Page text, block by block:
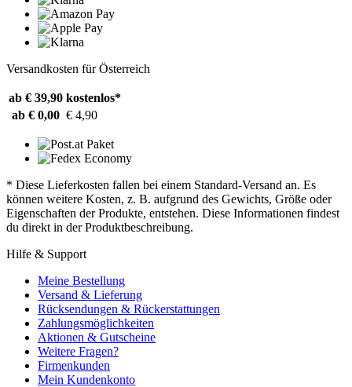
Versandkosten für Österreich
ab € 39,90 kostenlos*
ab € 0,00 € 4,90
* Diese Lieferkosten fallen bei einem Standard-Versand an. Es
können weitere Kosten, z. B. aufgrund des Gewichts, Größe oder
Eigenschaften der Produkte, entstehen. Diese Informationen findest
du direkt in der Produktbeschreibung.
Hilfe & Support
Meine Bestellung
Versand & Lieferung
Rücksendungen & Rückerstattungen
Zahlungsmöglichkeiten
Aktionen & Gutscheine
Weitere Fragen?
Firmenkunden
Mein Kundenkonto